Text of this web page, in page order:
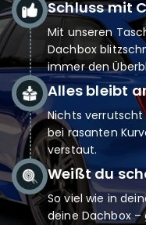
Schluss mit
Mit unseren
Dachbox
immer den
Alles bleibt
Nichts
bei rasanten
verstaut.
Weißt du
So viel wie in
deine Dachbox